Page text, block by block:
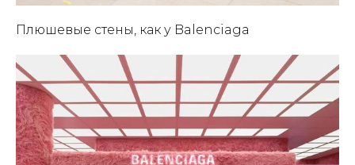
Плюшевые стены, как у Balenciaga